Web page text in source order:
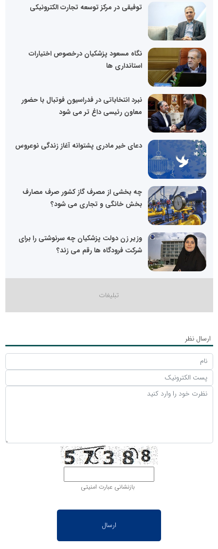
توفیقی در مرکز توسعه تجارت الکترونیکی
نگاه مسعود پزشکیان درخصوص اختیارات
استانداری ها
نبرد انتخاباتی در فدراسیون فوتبال با حضور
معاون رئیسی داغ تر می شود
دعای خیر مادری پشتوانه آغاز زندگی نوعروس
چه بخشی از مصرف گاز کشور صرف مصارف
بخش خانگی و تجاری می شود؟
وزیر زن دولت پزشکیان چه سرنوشتی را برای
شرکت فرودگاه ها رقم می زند؟
ارسال نظر
بازنشانی عبارت امنیتی